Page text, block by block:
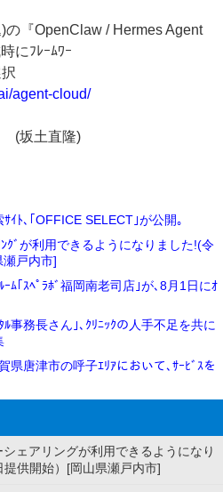
『OpenClaw / Hermes Agent
にﾌﾚｰﾑﾜｰ
agent-cloud/
隆)
ｻｲﾄ､｢OFFICE SELECT｣が公開｡
ｸﾞが利用できるようになりました!(令
戸内市]
ｰﾑ｢ｽﾍﾟﾗﾎﾞ福岡南老司店｣が､8月1日にｵ
事務長さん｣､ｸﾘﾆｯｸの人手不足を共に
県唐津市の呼子ｴﾘｱにおいて､ｻｰﾋﾞｽを
ェアリングが利用できるようになり
供開始）[岡山県瀬戸内市]